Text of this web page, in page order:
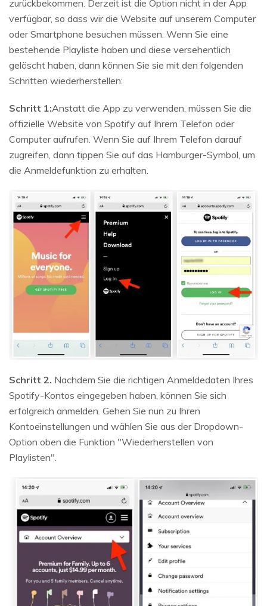
zurückbekommen. Derzeit ist die Option nicht in der App
verfügbar, so dass wir die Website auf unserem Computer
oder Smartphone besuchen müssen. Wenn Sie eine
bestehende Playliste haben und diese versehentlich
gelöscht haben, dann können Sie sie mit den folgenden
Schritten wiederherstellen:
Schritt 1:Anstatt die App zu verwenden, müssen Sie die
offizielle Website von Spotify auf Ihrem Telefon oder
Computer aufrufen. Wenn Sie auf Ihrem Telefon darauf
zugreifen, dann tippen Sie auf das Hamburger-Symbol, um
die Anmeldefunktion zu erhalten.
Schritt 2. Nachdem Sie die richtigen Anmeldedaten Ihres
Spotify-Kontos eingegeben haben, können Sie sich
erfolgreich anmelden. Gehen Sie nun zu Ihren
Kontoeinstellungen und wählen Sie aus der Dropdown-
Option oben die Funktion "Wiederherstellen von
Playlisten".